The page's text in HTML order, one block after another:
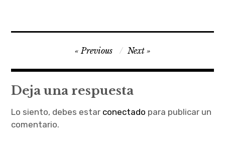
Navegación
de
entradas
Previous Next
Deja una respuesta
Lo siento, debes estar conectado para publicar un
comentario.